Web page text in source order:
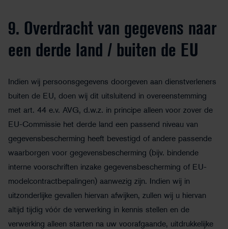
9. Overdracht van gegevens naar
een derde land / buiten de EU
Indien wij persoonsgegevens doorgeven aan dienstverleners
buiten de EU, doen wij dit uitsluitend in overeenstemming
met art. 44 e.v. AVG, d.w.z. in principe alleen voor zover de
EU-Commissie het derde land een passend niveau van
gegevensbescherming heeft bevestigd of andere passende
waarborgen voor gegevensbescherming (bijv. bindende
interne voorschriften inzake gegevensbescherming of EU-
modelcontractbepalingen) aanwezig zijn. Indien wij in
uitzonderlijke gevallen hiervan afwijken, zullen wij u hiervan
altijd tijdig vóór de verwerking in kennis stellen en de
verwerking alleen starten na uw voorafgaande, uitdrukkelijke